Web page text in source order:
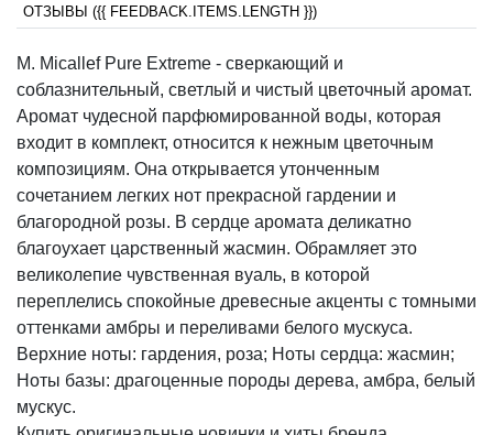
ОТЗЫВЫ ({{ FEEDBACK.ITEMS.LENGTH }})
M. Micallef Pure Extreme - сверкающий и
соблазнительный, светлый и чистый цветочный аромат.
Аромат чудесной парфюмированной воды, которая
входит в комплект, относится к нежным цветочным
композициям. Она открывается утонченным
сочетанием легких нот прекрасной гардении и
благородной розы. В сердце аромата деликатно
благоухает царственный жасмин. Обрамляет это
великолепие чувственная вуаль, в которой
переплелись спокойные древесные акценты с томными
оттенками амбры и переливами белого мускуса.
Верхние ноты: гардения, роза; Ноты сердца: жасмин;
Ноты базы: драгоценные породы дерева, амбра, белый
мускус.